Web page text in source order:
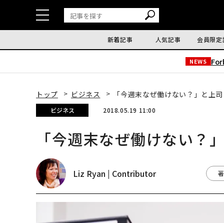
新着記事 人気記事 会員限定
NEWS
トップ ビジネス 「今週末なぜ働けない？」と上
ビジネス 2018.05.19 11:00
「今週末なぜ働けない？
Liz Ryan | Contributor